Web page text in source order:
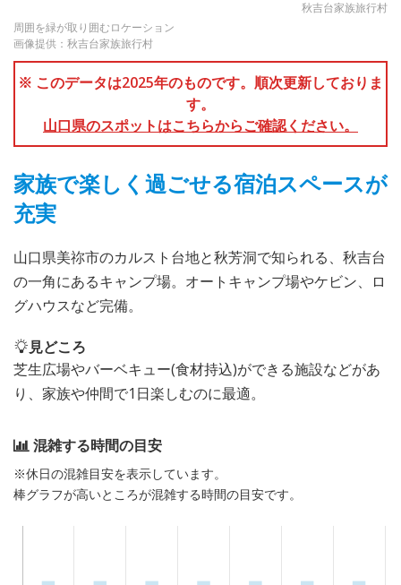
秋吉台家族旅行村
周囲を緑が取り囲むロケーション
画像提供：秋吉台家族旅行村
※ このデータは2025年のものです。順次更新しておりま
す。
山口県のスポットはこちらからご確認ください。
家族で楽しく過ごせる宿泊スペースが
充実
山口県美祢市のカルスト台地と秋芳洞で知られる、秋吉台
の一角にあるキャンプ場。オートキャンプ場やケビン、ロ
グハウスなど完備。
見どころ
芝生広場やバーベキュー(食材持込)ができる施設などがあ
り、家族や仲間で1日楽しむのに最適。
混雑する時間の目安
※休日の混雑目安を表示しています。
棒グラフが高いところが混雑する時間の目安です。